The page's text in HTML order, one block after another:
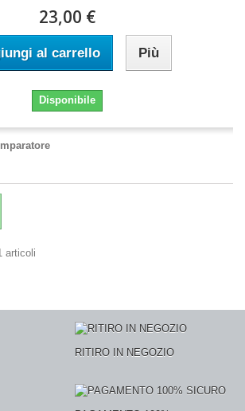
23,00 €
al carrello Più
Disponibile
articoli
RITIRO IN NEGOZIO